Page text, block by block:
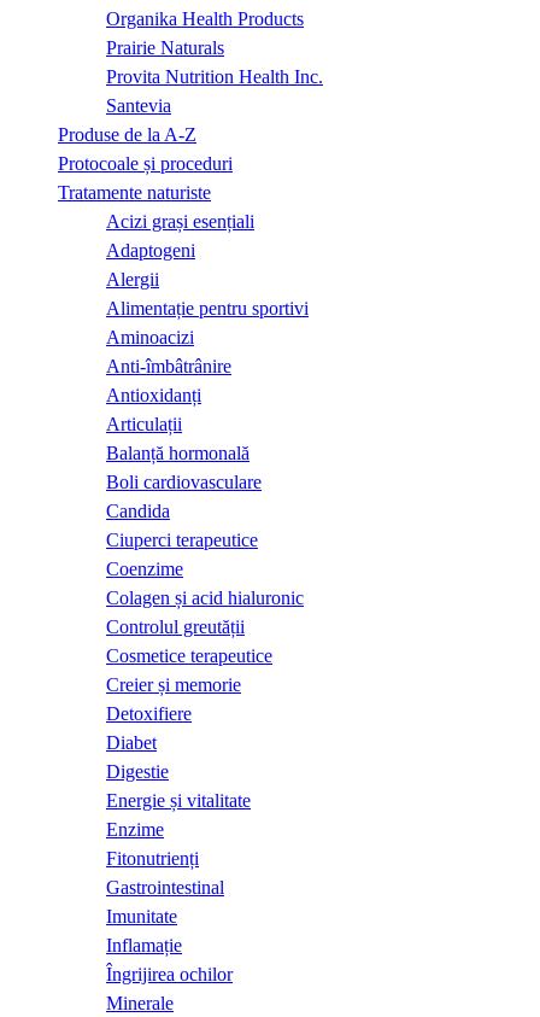
Organika Health Products
Prairie Naturals
Provita Nutrition Health Inc.
Santevia
Produse de la A-Z
Protocoale și proceduri
Tratamente naturiste
Acizi grași esențiali
Adaptogeni
Alergii
Alimentație pentru sportivi
Aminoacizi
Anti-îmbâtrânire
Antioxidanți
Articulații
Balanță hormonală
Boli cardiovasculare
Candida
Ciuperci terapeutice
Coenzime
Colagen și acid hialuronic
Controlul greutății
Cosmetice terapeutice
Creier și memorie
Detoxifiere
Diabet
Digestie
Energie și vitalitate
Enzime
Fitonutrienți
Gastrointestinal
Imunitate
Inflamație
Îngrijirea ochilor
Minerale